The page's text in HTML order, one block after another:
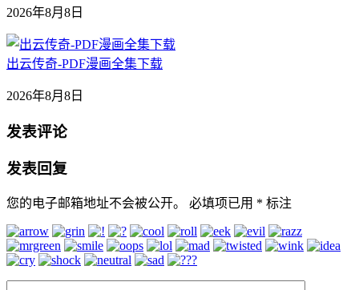
2026年8月8日
出云传奇-PDF漫画全集下载
2026年8月8日
发表评论
发表回复
您的电子邮箱地址不会被公开。 必填项已用 * 标注